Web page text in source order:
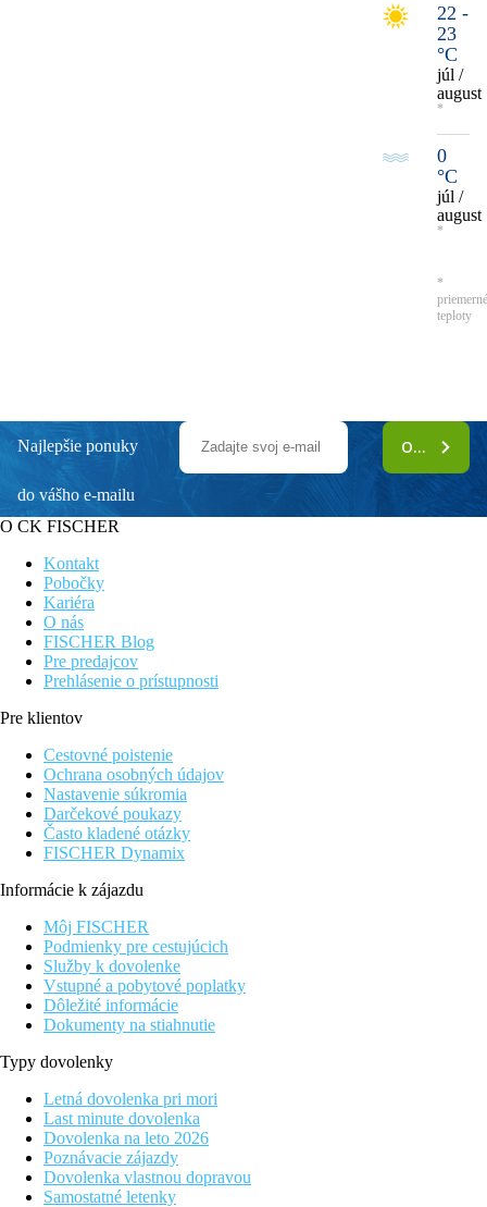
22 -
23
°C
júl /
august
*
0
°C
júl /
august
*
*
teploty
Najlepšie ponuky
do vášho e-mailu
ODOBERAŤ
O CK FISCHER
Kontakt
Pobočky
Kariéra
O nás
FISCHER Blog
Pre predajcov
Prehlásenie o prístupnosti
Pre klientov
Cestovné poistenie
Ochrana osobných údajov
Nastavenie súkromia
Darčekové poukazy
Často kladené otázky
FISCHER Dynamix
Informácie k zájazdu
Môj FISCHER
Podmienky pre cestujúcich
Služby k dovolenke
Vstupné a pobytové poplatky
Dôležité informácie
Dokumenty na stiahnutie
Typy dovolenky
Letná dovolenka pri mori
Last minute dovolenka
Dovolenka na leto 2026
Poznávacie zájazdy
Dovolenka vlastnou dopravou
Samostatné letenky